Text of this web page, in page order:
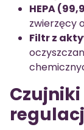
HEPA
zwierzęcy
Filtr z